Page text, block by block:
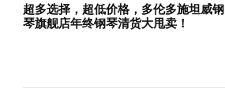
超多选择，超低价格，多伦多施坦威钢
琴旗舰店年终钢琴清货大甩卖！